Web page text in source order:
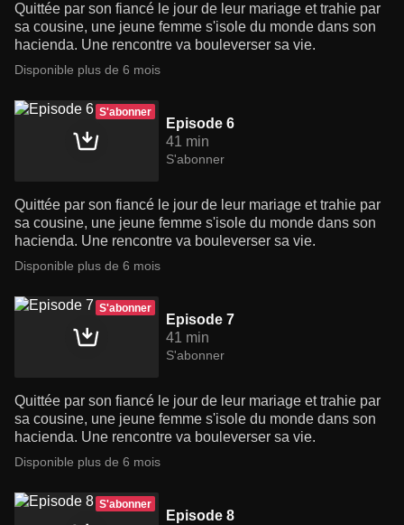
Quittée par son fiancé le jour de leur mariage et trahie par
sa cousine, une jeune femme s'isole du monde dans son
hacienda. Une rencontre va bouleverser sa vie.
Disponible plus de 6 mois
S'abonner
Episode 6
41 min
S'abonner
Quittée par son fiancé le jour de leur mariage et trahie par
sa cousine, une jeune femme s'isole du monde dans son
hacienda. Une rencontre va bouleverser sa vie.
Disponible plus de 6 mois
S'abonner
Episode 7
41 min
S'abonner
Quittée par son fiancé le jour de leur mariage et trahie par
sa cousine, une jeune femme s'isole du monde dans son
hacienda. Une rencontre va bouleverser sa vie.
Disponible plus de 6 mois
S'abonner
Episode 8